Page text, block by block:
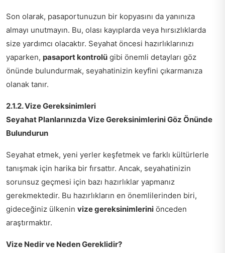
Son olarak, pasaportunuzun bir kopyasını da yanınıza
almayı unutmayın. Bu, olası kayıplarda veya hırsızlıklarda
size yardımcı olacaktır. Seyahat öncesi hazırlıklarınızı
yaparken, pasaport kontrolü gibi önemli detayları göz
önünde bulundurmak, seyahatinizin keyfini çıkarmanıza
olanak tanır.
2.1.2. Vize Gereksinimleri
Seyahat Planlarınızda Vize Gereksinimlerini Göz Önünde
Bulundurun
Seyahat etmek, yeni yerler keşfetmek ve farklı kültürlerle
tanışmak için harika bir fırsattır. Ancak, seyahatinizin
sorunsuz geçmesi için bazı hazırlıklar yapmanız
gerekmektedir. Bu hazırlıkların en önemlilerinden biri,
gideceğiniz ülkenin vize gereksinimlerini önceden
araştırmaktır.
Vize Nedir ve Neden Gereklidir?